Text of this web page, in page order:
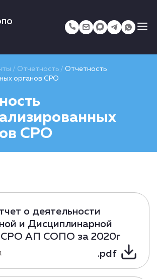
/ Отчетность / Отчетность
органов СРО
СРО
о деятельности
и Дисциплинарной
СРО АП СОПО за 2020г
.pdf